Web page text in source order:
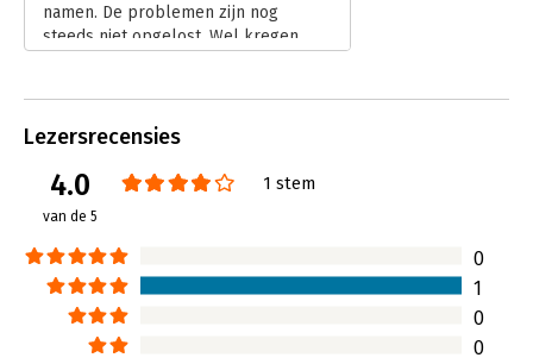
namen. De problemen zijn nog
steeds niet opgelost. Wel kregen
ondernemers, bedrijven en publieke
advocaat financieel recht en
Bank Scenario’, met de grootste
bankenfraude ooit en
netwerkcorruptie tot op het hoogste
niveau.
Lees verder
Lezersrecensies
4.0
van de 5
1 stem
0
1
0
0